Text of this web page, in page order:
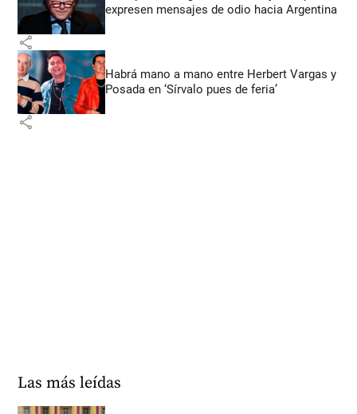
expresen mensajes de odio hacia Argentina
share
Habrá mano a mano entre Herbert Vargas y
Posada en ‘Sírvalo pues de feria’
share
Las más leídas